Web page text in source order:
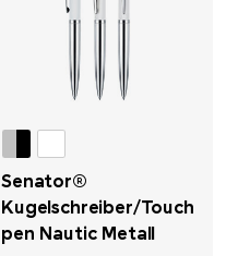
Senator®
Kugelschreiber/Touch
pen Nautic Metall